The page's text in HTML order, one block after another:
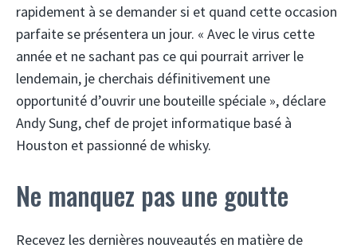
rapidement à se demander si et quand cette occasion
parfaite se présentera un jour. « Avec le virus cette
année et ne sachant pas ce qui pourrait arriver le
lendemain, je cherchais définitivement une
opportunité d’ouvrir une bouteille spéciale », déclare
Andy Sung, chef de projet informatique basé à
Houston et passionné de whisky.
Ne manquez pas une goutte
Recevez les dernières nouveautés en matière de